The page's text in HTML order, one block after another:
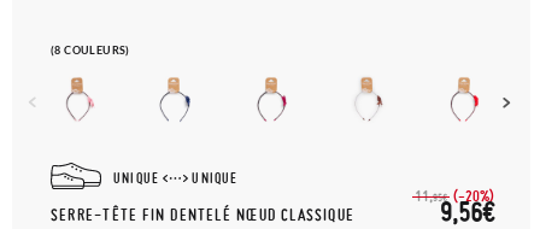
(8 COULEURS)
UNIQUE UNIQUE
SERRE-TÊTE FIN DENTELÉ NŒUD CLASSIQUE
11,95€ (-20%)
9,56€